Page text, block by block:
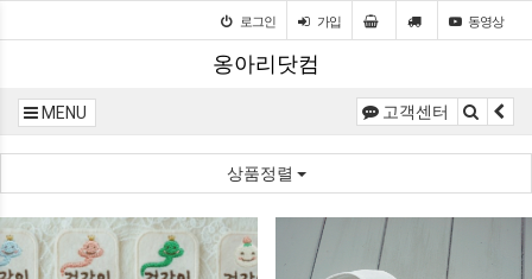
로그인 가입 동영상
옹아리닷컴
MENU 고객센터
상품정렬